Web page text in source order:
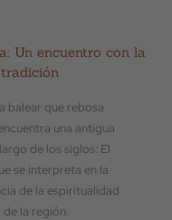
Un encuentro con la
balear que rebosa
una antigua
de los siglos: El
se interpreta en la
de la espiritualidad
la región.